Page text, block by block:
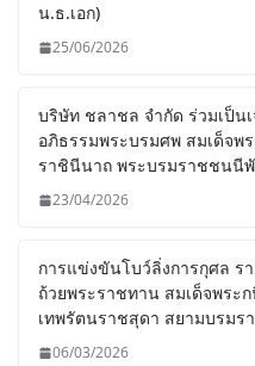
น.ธ.เอก)
25/06/2026
บริษัท ชลาชล จำกัด ร่วมเป็น
อภิธรรมพระบรมศพ สมเด็จพ
ราชินีนาถ พระบรมราชชนนี
23/04/2026
การแข่งขันโบว์ลิ่งการกุศล ร
ถ้วยพระราชทาน สมเด็จพระ
เทพรัตนราชสุดา สยามบรมร
06/03/2026